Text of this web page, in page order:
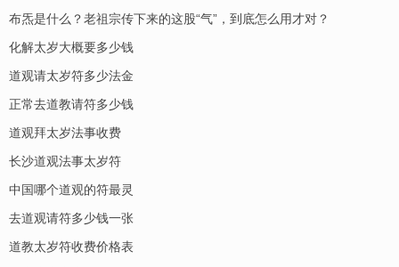
布炁是什么？老祖宗传下来的这股“气”，到底怎么用才对？
化解太岁大概要多少钱
道观请太岁符多少法金
正常去道教请符多少钱
道观拜太岁法事收费
长沙道观法事太岁符
中国哪个道观的符最灵
去道观请符多少钱一张
道教太岁符收费价格表